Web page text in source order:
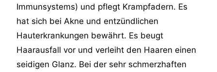
Immunsystems) und pflegt Krampfadern. Es
hat sich bei Akne und entzündlichen
Hauterkrankungen bewährt. Es beugt
Haarausfall vor und verleiht den Haaren einen
seidigen Glanz. Bei der sehr schmerzhaften